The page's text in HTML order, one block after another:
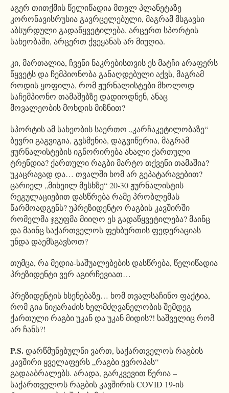
აგერ თითქმის წელიწადია მთელ პლანეტაზე
კორონავისრუსია გავრცელებული, მაგრამ მსგავსი
აბსურდული გადაწყვეტილება, არცერთ სპორტის
სახეობაში, არცერთ ქვეყანას არ მიუღია.
კი, მართალია, ჩვენი ნაკრებისთვის ეს მატჩი არაფერს
წყვეტს და ჩემპიონობა განაღდებული აქვს, მაგრამ
როდის ყოფილა, რომ ჟურნალისტები მხოლოდ
საჩემპიონო თამაშებზე დადიოდნენ, ანაც
მოვალეობის მოხდის მიზნით?
სპორტის ამ სახეობის საერთო „კარჩაკეტილობაზე“
ბევრი გაგვიგია, გვსმენია, დაგვიწერია, მაგრამ
ჟურნალისტების იგნორირება ახალი ქართული
ტრენდია? ქართული რაგბი მარტო თქვენი თამაშია?
უკაცრავად და… თვალში ხომ არ გეპატარავებით?
ცარიელ „მიხეილ მესხზე“ 20-30 ჟურნალისტის
რეგულაციებით დასწრება რამე პრობლემას
წარმოადგენს? უპრეზიდენტო რაგბის კავშირში
რომელმა ჯგუფმა მიიღო ეს გადაწყვეტილება? მაინც
და მაინც საქართველოს ფეხბურთის ფედერაციას
უნდა დაემსგავსოთ?
თუმცა, რა მედია-საშუალებების დასწრება, წელიწადია
პრეზიდენტი ვერ აგირჩევიათ…
პრეზიდენტის ხსენებაზე… ხომ თვალსაჩინო ფაქტია,
რომ გია ნიჟარაძის ხელმძღვანელობის შემდეგ
ქართული რაგბი უკან და უკან მიდის?! საშველიც რომ
არ ჩანს?!
P.S.დარწმუნებულნი ვართ, საქართველოს რაგბის
კავშირი ყველაფერს „რაგბი ევროპას“
გადააბრალებს. არადა, გარკვევით წერია –
საქართველოს რაგბის კავშირის COVID 19-ის